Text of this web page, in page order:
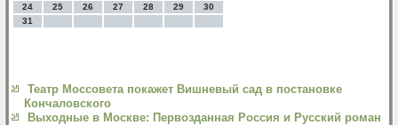
24
25 26 27 28 29
30
31
Театр Моссовета покажет Вишневый сад в постановке
Кончаловского
Выходные в Москве: Первозданная Россия и Русский роман